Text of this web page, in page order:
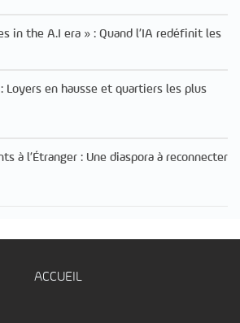
in the A.I era » : Quand l’IA redéfinit les
Loyers en hausse et quartiers les plus
à l’Étranger : Une diaspora à reconnecter
ACCUEIL